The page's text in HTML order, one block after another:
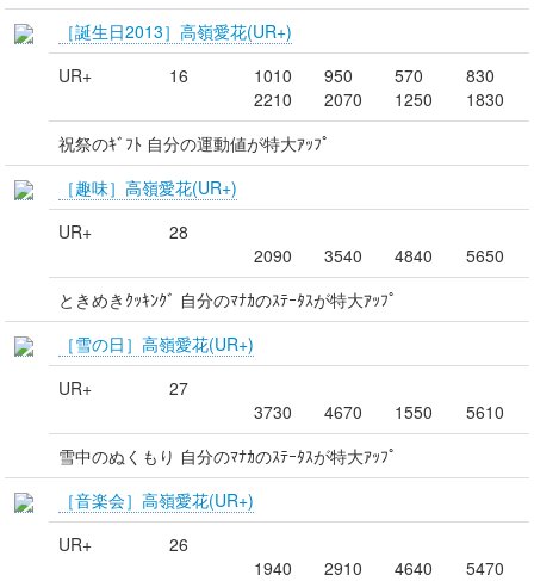
［誕生日2013］高嶺愛花(UR+)
UR+
16
1010
2210
950
2070
570
1250
830
1830
祝祭のｷﾞﾌﾄ 自分の運動値が特大ｱｯﾌﾟ
［趣味］高嶺愛花(UR+)
UR+
28
2090
3540 4840
5650
ときめきｸｯｷﾝｸﾞ 自分のﾏﾅｶのｽﾃｰﾀｽが特大ｱｯﾌﾟ
［雪の日］高嶺愛花(UR+)
UR+
27
3730
4670 1550
5610
雪中のぬくもり 自分のﾏﾅｶのｽﾃｰﾀｽが特大ｱｯﾌﾟ
［音楽会］高嶺愛花(UR+)
UR+
26
1940
2910 4640
5470